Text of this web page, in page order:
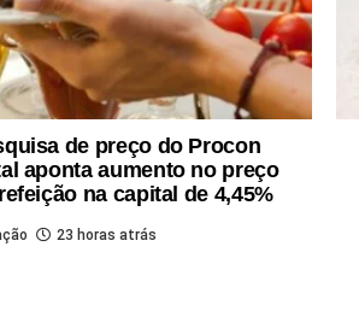
de preço do Procon
aponta aumento no preço
na capital de 4,45%
23 horas atrás